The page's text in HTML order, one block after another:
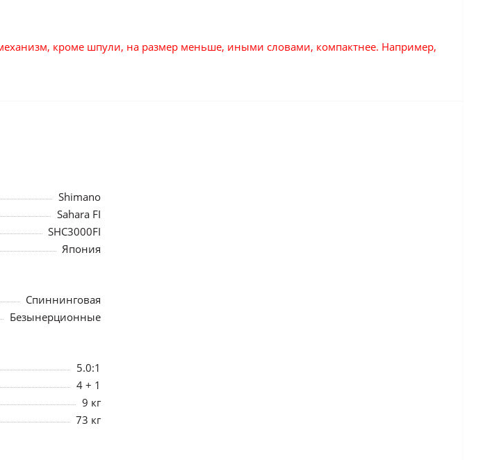
кроме шпули, на размер меньше, иными словами, компактнее. Например,
Shimano
Sahara FI
SHC3000FI
Япония
Спиннинговая
Безынерционные
5.0:1
4 + 1
9 кг
73 кг